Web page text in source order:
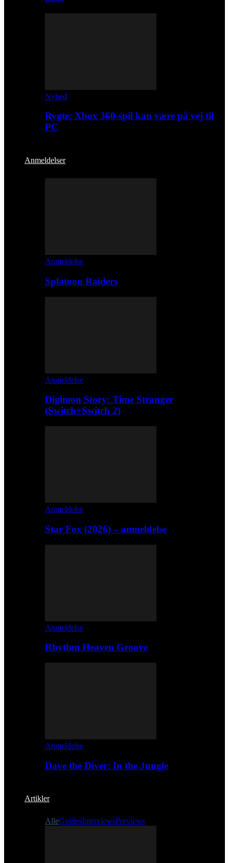
Nyhed
Rygte: Xbox 360-spil kan være på vej til
PC
Anmeldelser
Anmeldelse
Splatoon Raiders
Anmeldelse
Digimon Story: Time Stranger
(Switch+Switch 2)
Anmeldelse
Star Fox (2026) – anmeldelse
Anmeldelse
Rhythm Heaven Groove
Anmeldelse
Dave the Diver: In the Jungle
Artikler
AlleGuidesInterviewsPreviews